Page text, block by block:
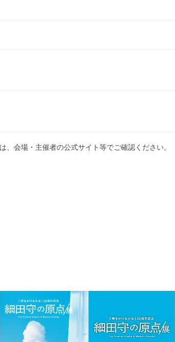
会場・主催者の公式サイト等でご確認ください。